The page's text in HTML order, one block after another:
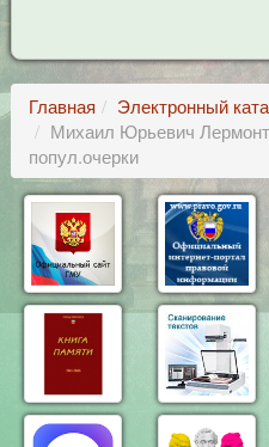
Главная
Электронный
Михаил Юрьевич
попул.очерки